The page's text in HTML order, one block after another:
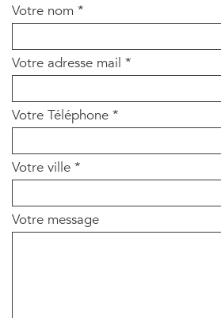
Votre nom *
Votre adresse mail *
Votre Téléphone *
Votre ville *
Votre message